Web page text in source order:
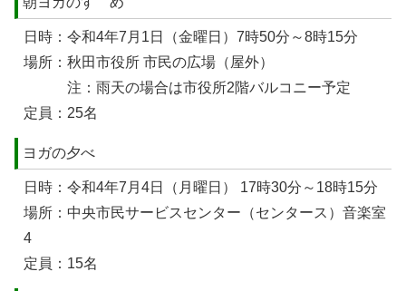
日時：令和4年7月1日（金曜日）7時50分～8時15分
場所：秋田市役所 市民の広場（屋外）
注：雨天の場合は市役所2階バルコニー予定
定員：25名
ヨガの夕べ
日時：令和4年7月4日（月曜日） 17時30分～18時15分
場所：中央市民サービスセンター（センタース）音楽室
4
定員：15名